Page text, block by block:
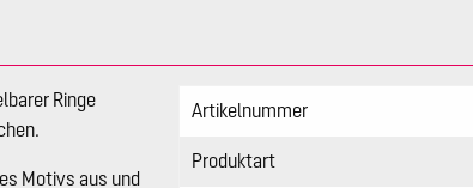
Ringe
Motivs aus und
Artikelnummer
Produktart